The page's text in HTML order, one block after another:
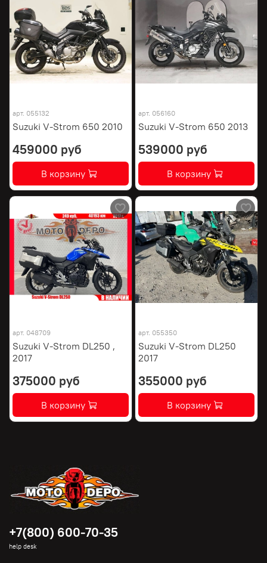
арт. 055132
Suzuki V-Strom 650 2010
459000 руб
В корзину
арт. 056160
Suzuki V-Strom 650 2013
539000 руб
В корзину
арт. 048709
Suzuki V-Strom DL250 ,
2017
375000 руб
В корзину
арт. 055350
Suzuki V-Strom DL250
2017
355000 руб
В корзину
+7(800) 600-70-35
help desk